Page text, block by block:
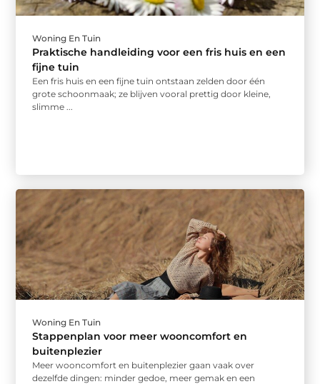
Woning En Tuin
Praktische handleiding voor een fris huis en een
fijne tuin
Een fris huis en een fijne tuin ontstaan zelden door één
grote schoonmaak; ze blijven vooral prettig door kleine,
slimme ...
Woning En Tuin
Stappenplan voor meer wooncomfort en
buitenplezier
Meer wooncomfort en buitenplezier gaan vaak over
dezelfde dingen: minder gedoe, meer gemak en een